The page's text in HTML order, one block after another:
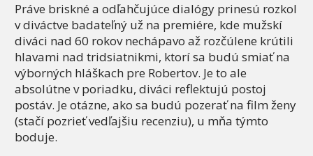
Práve briskné a odľahčujúce dialógy prinesú rozkol
v diváctve badateľný už na premiére, kde mužskí
diváci nad 60 rokov nechápavo až rozčúlene krútili
hlavami nad tridsiatnikmi, ktorí sa budú smiať na
výborných hláškach pre Robertov. Je to ale
absolútne v poriadku, diváci reflektujú postoj
postáv. Je otázne, ako sa budú pozerať na film ženy
(stačí pozrieť vedľajšiu recenziu), u mňa týmto
boduje.